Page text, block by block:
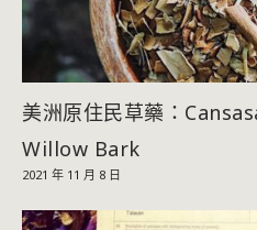
美洲原住民草藥：
Willow Bark
2021 年 11 月 8 日